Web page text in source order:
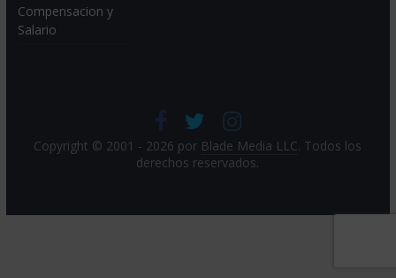
Compensacion y
Salario
Copyright © 2001 - 2026 por Blade Media LLC. Todos los
derechos reservados.